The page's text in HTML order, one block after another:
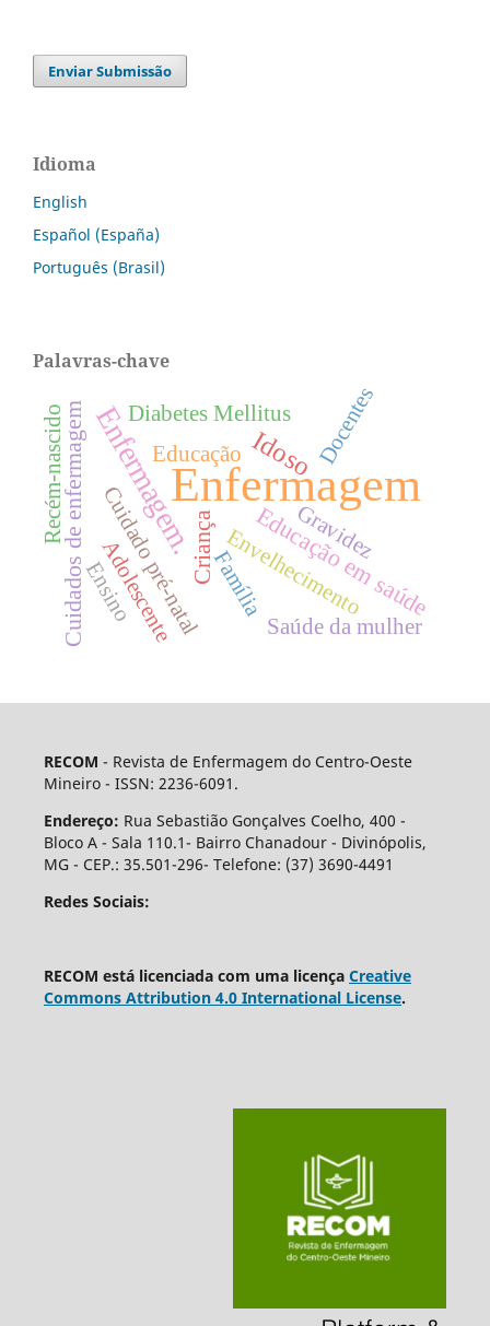
Enviar Submissão
Idioma
English
Español (España)
Português (Brasil)
Palavras-chave
Enfermagem
Enfermagem. Idoso
Cuidados de enfermagem Criança Educação em saúde
Cuidado pré-natalEnvelhecimento
Saúde da mulher
Adolescente Família
Ensino
Recém-nascido Diabetes Mellitus Docentes
Educação
Gravidez
RECOM - Revista de Enfermagem do Centro-Oeste
Mineiro - ISSN: 2236-6091.
Endereço: Rua Sebastião Gonçalves Coelho, 400 -
Bloco A - Sala 110.1- Bairro Chanadour - Divinópolis,
MG - CEP.: 35.501-296- Telefone: (37) 3690-4491
Redes Sociais:
RECOM está licenciada com uma licença Creative
Commons Attribution 4.0 International License.